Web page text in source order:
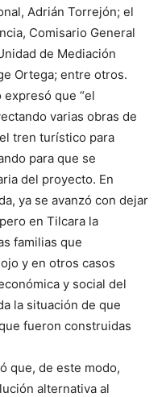
Adrián Torrejón; el
Comisario General
de Mediación
Ortega; entre otros.
que “el
varias obras de
tren turístico para
para que se
del proyecto. En
ya se avanzó con dejar
en Tilcara la
familias que
y en otros casos
y social del
la situación de que
fueron construidas
que, de este modo,
alternativa al